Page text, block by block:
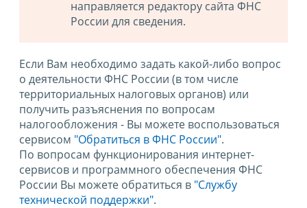
направляется редактору сайта ФНС
России для сведения.
Если Вам необходимо задать какой-либо вопрос
о деятельности ФНС России (в том числе
территориальных налоговых органов) или
получить разъяснения по вопросам
налогообложения - Вы можете воспользоваться
сервисом "Обратиться в ФНС России".
По вопросам функционирования интернет-
сервисов и программного обеспечения ФНС
России Вы можете обратиться в "Службу
технической поддержки".